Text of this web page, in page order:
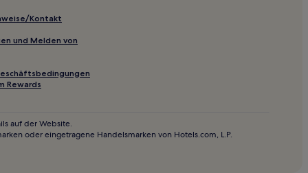
Kontakt
und Melden von
Rewards
auf der Website.
oder eingetragene Handelsmarken von Hotels.com, L.P.